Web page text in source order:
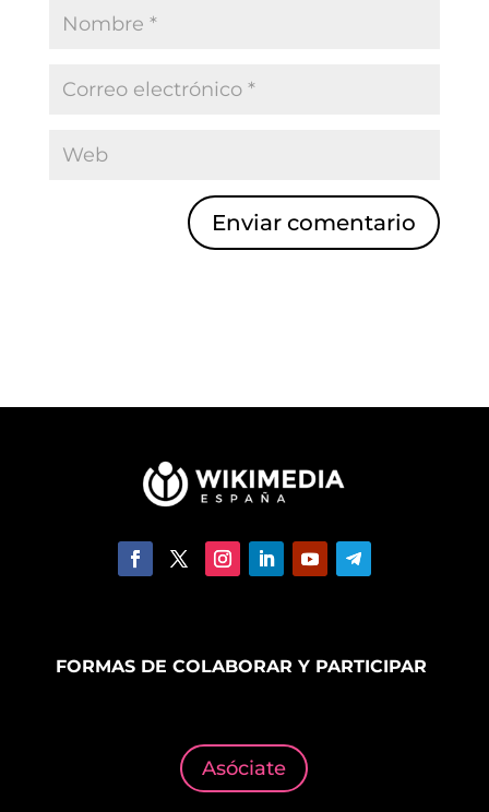
Enviar comentario
FORMAS DE COLABORAR Y PARTICIPAR
Asóciate